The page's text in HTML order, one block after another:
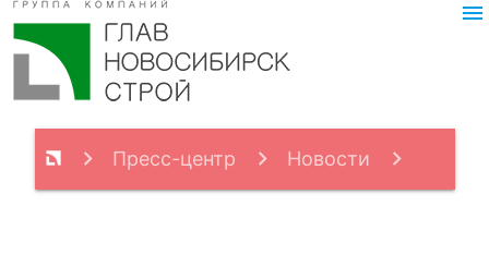
menu
Пресс-центр Новости